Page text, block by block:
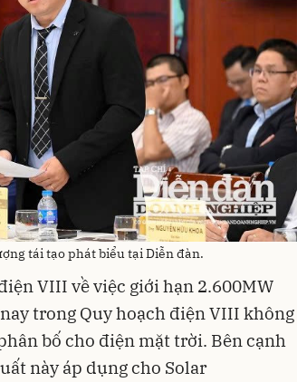
tái tạo phát biểu tại Diễn đàn.
VIII về việc giới hạn 2.600MW
trong Quy hoạch điện VIII không
bố cho điện mặt trời. Bên cạnh
này áp dụng cho Solar